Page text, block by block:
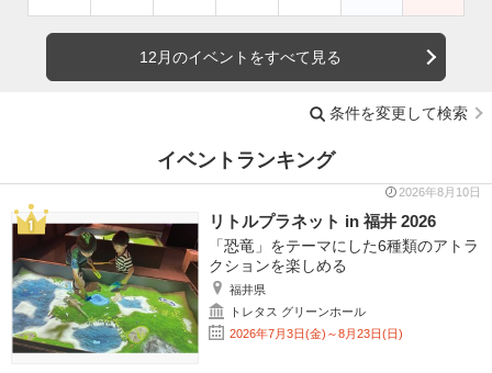
12月のイベントをすべて見る
条件を変更して検索
イベントランキング
2026年8月10日
リトルプラネット in 福井 2026
「恐竜」をテーマにした6種類のアトラ
クションを楽しめる
福井県
トレタス グリーンホール
2026年7月3日(金)～8月23日(日)